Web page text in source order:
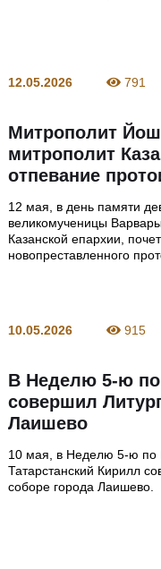
12.05.2026 791
Митрополит
митрополит
отпевание
12 мая, в день памяти
великомученицы
Казанской епархии,
новопреставленного
10.05.2026 915
В Неделю 5-ю по
совершил
Лаишево
10 мая, в Неделю 5-ю по
Татарстанский Кирилл
соборе города Лаишево.